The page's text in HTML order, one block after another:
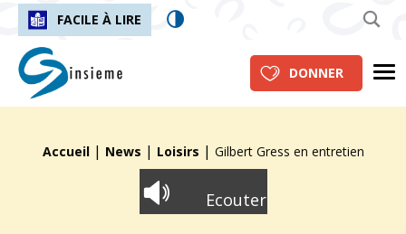
FACILE À LIRE
insieme.ch
DONNER
Fil d'Ariane :
Accueil | News | Loisirs | Gilbert Gress en entretien
Ecouter